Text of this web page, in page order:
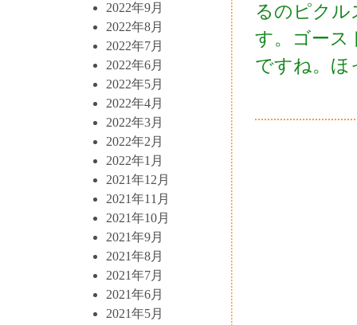
2022年9月
2022年8月
2022年7月
2022年6月
2022年5月
2022年4月
2022年3月
2022年2月
2022年1月
2021年12月
2021年11月
2021年10月
2021年9月
2021年8月
2021年7月
2021年6月
2021年5月
るのピクル
す。ゴース
ですね。ほ